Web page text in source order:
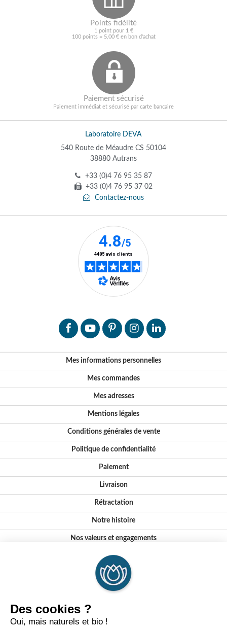
Points fidélité
1 point pour 1 €
100 points = 5,00 € en bon d'achat
Paiement sécurisé
Paiement immédiat et sécurisé par carte bancaire
Laboratoire DEVA
540 Route de Méaudre CS 50104
38880 Autrans
+33 (0)4 76 95 35 87
+33 (0)4 76 95 37 02
Contactez-nous
Mes informations personnelles
Mes commandes
Mes adresses
Mentions légales
Conditions générales de vente
Politique de confidentialité
Paiement
Livraison
Rétractation
Notre histoire
Nos valeurs et engagements
Conseils
Où nous trouver ?
FAQ